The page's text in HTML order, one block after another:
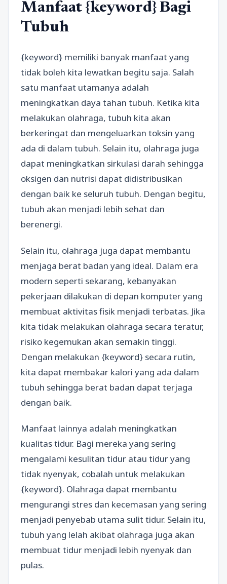
Manfaat {keyword} Bagi
Tubuh
{keyword} memiliki banyak manfaat yang
tidak boleh kita lewatkan begitu saja. Salah
satu manfaat utamanya adalah
meningkatkan daya tahan tubuh. Ketika kita
melakukan olahraga, tubuh kita akan
berkeringat dan mengeluarkan toksin yang
ada di dalam tubuh. Selain itu, olahraga juga
dapat meningkatkan sirkulasi darah sehingga
oksigen dan nutrisi dapat didistribusikan
dengan baik ke seluruh tubuh. Dengan begitu,
tubuh akan menjadi lebih sehat dan
berenergi.
Selain itu, olahraga juga dapat membantu
menjaga berat badan yang ideal. Dalam era
modern seperti sekarang, kebanyakan
pekerjaan dilakukan di depan komputer yang
membuat aktivitas fisik menjadi terbatas. Jika
kita tidak melakukan olahraga secara teratur,
risiko kegemukan akan semakin tinggi.
Dengan melakukan {keyword} secara rutin,
kita dapat membakar kalori yang ada dalam
tubuh sehingga berat badan dapat terjaga
dengan baik.
Manfaat lainnya adalah meningkatkan
kualitas tidur. Bagi mereka yang sering
mengalami kesulitan tidur atau tidur yang
tidak nyenyak, cobalah untuk melakukan
{keyword}. Olahraga dapat membantu
mengurangi stres dan kecemasan yang sering
menjadi penyebab utama sulit tidur. Selain itu,
tubuh yang lelah akibat olahraga juga akan
membuat tidur menjadi lebih nyenyak dan
pulas.